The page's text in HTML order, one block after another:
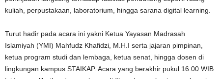
kuliah, perpustakaan, laboratorium, hingga sarana digital learning.
Turut hadir pada acara ini yakni Ketua Yayasan Madrasah
Islamiyah (YMI) Mahfudz Khafidzi, M.H.I serta jajaran pimpinan,
ketua program studi dan lembaga, ketua senat, hingga dosen di
lingkungan kampus STAIKAP. Acara yang berakhir pukul 16.00 WIB